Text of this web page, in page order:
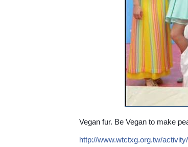
Vegan fur. Be Vegan to make
http://www.wtctxg.org.tw/